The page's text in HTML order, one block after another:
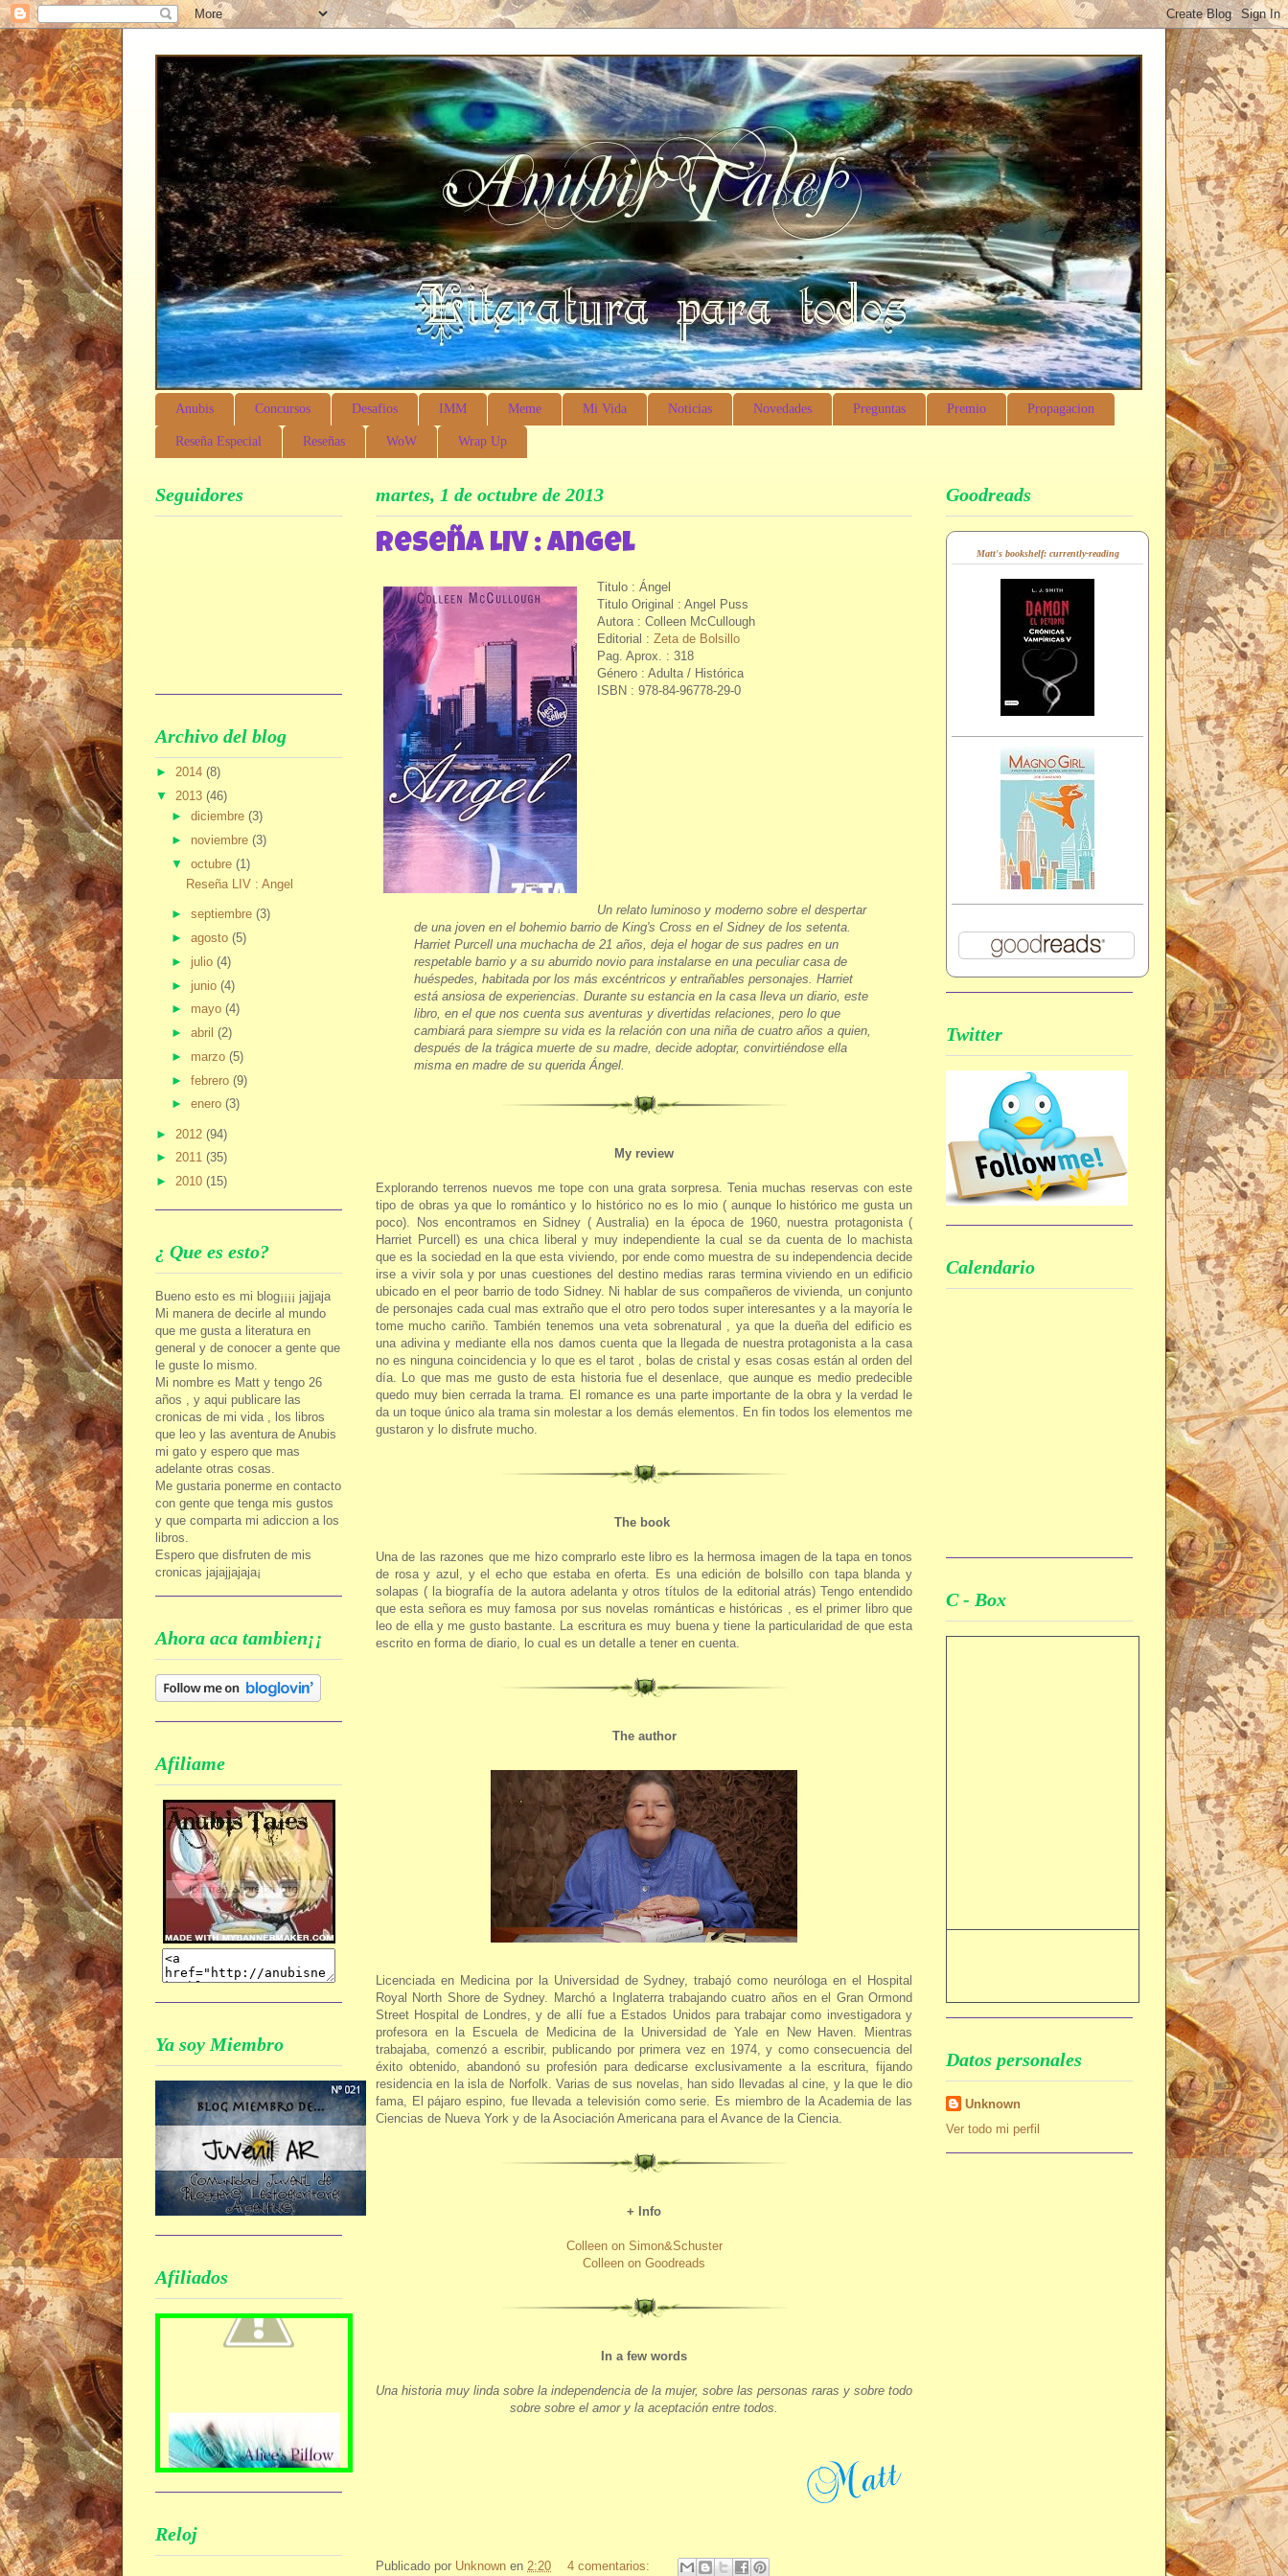
Anubis Tales
Anubis Concursos Desafios IMM Meme Mi Vida Noticias Novedades Preguntas Premio Propagacion
Reseña Especial Reseñas WoW Wrap Up
martes, 1 de octubre de 2013
Reseña LIV : Angel
Titulo : Ángel
Titulo Original : Angel Puss
Autora : Colleen McCullough
Editorial : Zeta de Bolsillo
Pag. Aprox. : 318
Género : Adulta / Histórica
ISBN : 978-84-96778-29-0
Un relato luminoso y moderno sobre el despertar
de una joven en el bohemio barrio de King's Cross en el Sidney de los setenta.
Harriet Purcell una muchacha de 21 años, deja el hogar de sus padres en un
respetable barrio y a su aburrido novio para instalarse en una peculiar casa de
huéspedes, habitada por los más excéntricos y entrañables personajes. Harriet
está ansiosa de experiencias. Durante su estancia en la casa lleva un diario, este
libro, en el que nos cuenta sus aventuras y divertidas relaciones, pero lo que
cambiará para siempre su vida es la relación con una niña de cuatro años a quien,
después de la trágica muerte de su madre, decide adoptar, convirtiéndose ella
misma en madre de su querida Ángel.
My review
Explorando terrenos nuevos me tope con una grata sorpresa. Tenia muchas reservas con este
tipo de obras ya que lo romántico y lo histórico no es lo mio ( aunque lo histórico me gusta un
poco). Nos encontramos en Sidney ( Australia) en la época de 1960, nuestra protagonista (
Harriet Purcell) es una chica liberal y muy independiente la cual se da cuenta de lo machista
que es la sociedad en la que esta viviendo, por ende como muestra de su independencia decide
irse a vivir sola y por unas cuestiones del destino medias raras termina viviendo en un edificio
ubicado en el peor barrio de todo Sidney. Ni hablar de sus compañeros de vivienda, un conjunto
de personajes cada cual mas extraño que el otro pero todos super interesantes y a la mayoría le
tome mucho cariño. También tenemos una veta sobrenatural , ya que la dueña del edificio es
una adivina y mediante ella nos damos cuenta que la llegada de nuestra protagonista a la casa
no es ninguna coincidencia y lo que es el tarot , bolas de cristal y esas cosas están al orden del
día. Lo que mas me gusto de esta historia fue el desenlace, que aunque es medio predecible
quedo muy bien cerrada la trama. El romance es una parte importante de la obra y la verdad le
da un toque único ala trama sin molestar a los demás elementos. En fin todos los elementos me
gustaron y lo disfrute mucho.
The book
Una de las razones que me hizo comprarlo este libro es la hermosa imagen de la tapa en tonos
de rosa y azul, y el echo que estaba en oferta. Es una edición de bolsillo con tapa blanda y
solapas ( la biografía de la autora adelanta y otros títulos de la editorial atrás) Tengo entendido
que esta señora es muy famosa por sus novelas románticas e históricas , es el primer libro que
leo de ella y me gusto bastante. La escritura es muy buena y tiene la particularidad de que esta
escrito en forma de diario, lo cual es un detalle a tener en cuenta.
The author
Licenciada en Medicina por la Universidad de Sydney, trabajó como neuróloga en el Hospital
Royal North Shore de Sydney. Marchó a Inglaterra trabajando cuatro años en el Gran Ormond
Street Hospital de Londres, y de allí fue a Estados Unidos para trabajar como investigadora y
profesora en la Escuela de Medicina de la Universidad de Yale en New Haven. Mientras
trabajaba, comenzó a escribir, publicando por primera vez en 1974, y como consecuencia del
éxito obtenido, abandonó su profesión para dedicarse exclusivamente a la escritura, fijando
residencia en la isla de Norfolk. Varias de sus novelas, han sido llevadas al cine, y la que le dio
fama, El pájaro espino, fue llevada a televisión como serie. Es miembro de la Academia de las
Ciencias de Nueva York y de la Asociación Americana para el Avance de la Ciencia.
+ Info
Colleen on Simon&Schuster
Colleen on Goodreads
In a few words
Una historia muy linda sobre la independencia de la mujer, sobre las personas raras y sobre todo
sobre sobre el amor y la aceptación entre todos.
Publicado por Unknown en 2:20 4 comentarios:
Seguidores
Archivo del blog
► 2014 (8)
▼ 2013 (46)
► diciembre (3)
► noviembre (3)
▼ octubre (1)
Reseña LIV : Angel
► septiembre (3)
► agosto (5)
► julio (4)
► junio (4)
► mayo (4)
► abril (2)
► marzo (5)
► febrero (9)
► enero (3)
► 2012 (94)
► 2011 (35)
► 2010 (15)
¿ Que es esto?
Bueno esto es mi blog¡¡¡¡ jajjaja
Mi manera de decirle al mundo
que me gusta a literatura en
general y de conocer a gente que
le guste lo mismo.
Mi nombre es Matt y tengo 26
años , y aqui publicare las
cronicas de mi vida , los libros
que leo y las aventura de Anubis
mi gato y espero que mas
adelante otras cosas.
Me gustaria ponerme en contacto
con gente que tenga mis gustos
y que comparta mi adiccion a los
libros.
Espero que disfruten de mis
cronicas jajajjajaja¡
Ahora aca tambien¡¡
Afiliame
Ya soy Miembro
Afiliados
!
Make your own banner at
MyBannerMaker.com!
Reloj
Goodreads
Matt's bookshelf: currently-reading
Twitter
Calendario
C - Box
Datos personales
Unknown
Ver todo mi perfil